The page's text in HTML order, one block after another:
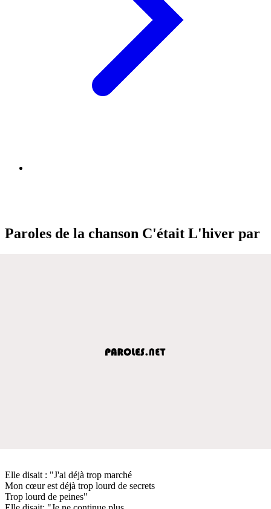
Paroles de la chanson C'était L'hiver par
Elle disait : "J'ai déjà trop marché
Mon cœur est déjà trop lourd de secrets
Trop lourd de peines"